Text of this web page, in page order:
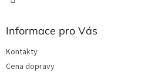
Informace pro Vás
Kontakty
Cena dopravy